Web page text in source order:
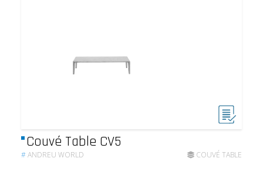
Couvé Table CV5
#ANDREU WORLD COUVÉ TABLE